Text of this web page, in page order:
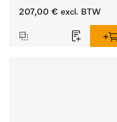
207,00 € excl. BTW